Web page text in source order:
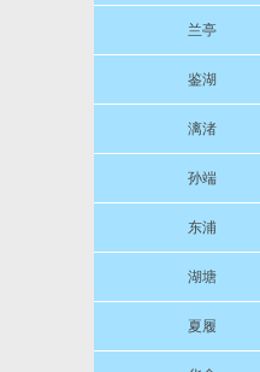
兰亭
鉴湖
漓渚
孙端
东浦
湖塘
夏履